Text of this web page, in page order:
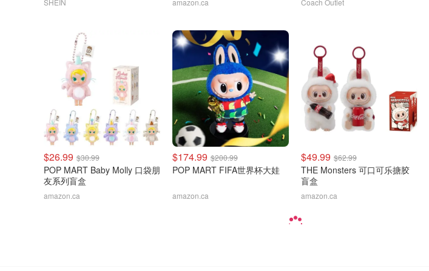
SHEIN amazon.ca Coach Outlet
$26.99 $30.99
POP MART Baby Molly 口袋朋
友系列盲盒
amazon.ca
$174.99 $200.99
POP MART FIFA世界杯大娃
amazon.ca
$49.99 $62.99
THE Monsters 可口可乐搪胶
盲盒
amazon.ca